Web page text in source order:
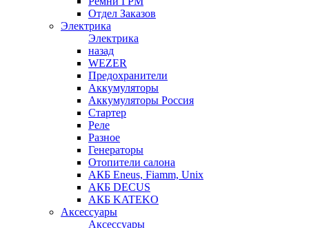
Отдел Заказов
Электрика
Электрика
назад
WEZER
Предохранители
Аккумуляторы
Аккумуляторы Россия
Стартер
Реле
Разное
Генераторы
Отопители салона
АКБ Eneus, Fiamm, Unix
АКБ DECUS
АКБ KATEKO
Аксессуары
Аксессуары